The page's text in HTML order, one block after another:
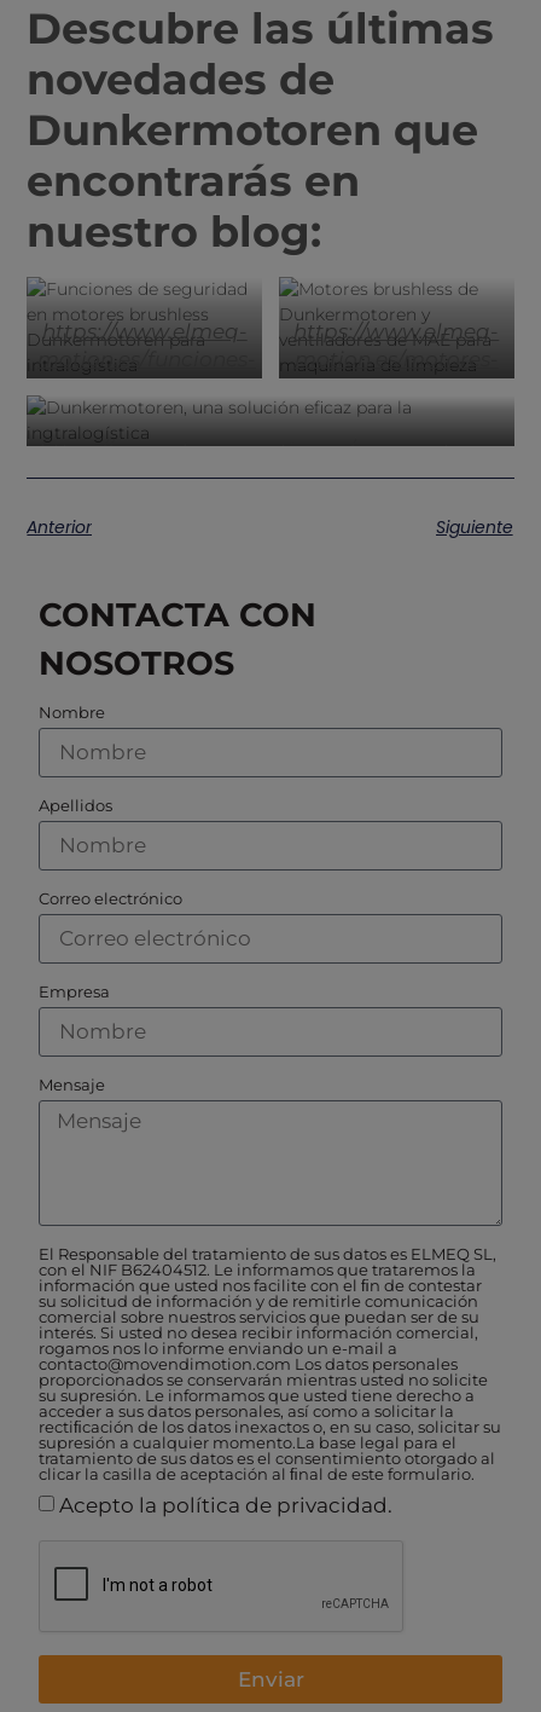
Descubre las últimas
novedades de
Dunkermotoren que
encontrarás en
nuestro blog:
https://www.elmeq-
motion.es/funciones-
seguridad-sto-
motores-brushless-
dunkermotoren-
https://www.elmeq-
motion.es/motores-
brushless-y-
ventiladores-mae-
para-limpieza-
https://www.elmeq-motion.es/servomotores-
de-dunkermotoren-para-maquinaria-de-
Anterior
Siguiente
CONTACTA CON
NOSOTROS
Nombre
Apellidos
Correo electrónico
Empresa
Mensaje
El Responsable del tratamiento de sus datos es ELMEQ SL,
con el NIF B62404512. Le informamos que trataremos la
información que usted nos facilite con el ﬁn de contestar
su solicitud de información y de remitirle comunicación
comercial sobre nuestros servicios que puedan ser de su
interés. Si usted no desea recibir información comercial,
rogamos nos lo informe enviando un e-mail a
contacto@movendimotion.com Los datos personales
proporcionados se conservarán mientras usted no solicite
su supresión. Le informamos que usted tiene derecho a
acceder a sus datos personales, así como a solicitar la
rectiﬁcación de los datos inexactos o, en su caso, solicitar su
supresión a cualquier momento.La base legal para el
tratamiento de sus datos es el consentimiento otorgado al
clicar la casilla de aceptación al ﬁnal de este formulario.
Acepto la política de privacidad.
Enviar